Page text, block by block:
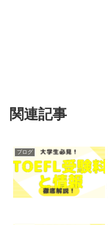
関連記事
ブログ